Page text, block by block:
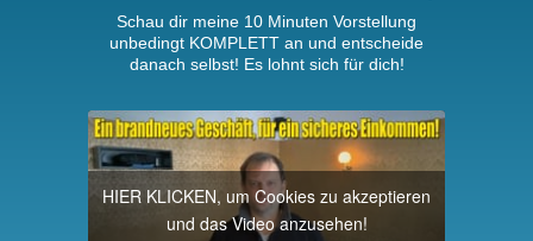
Schau dir meine 10 Minuten Vorstellung
unbedingt KOMPLETT an und entscheide
danach selbst! Es lohnt sich für dich!
HIER KLICKEN, um Cookies zu akzeptieren
und das Video anzusehen!